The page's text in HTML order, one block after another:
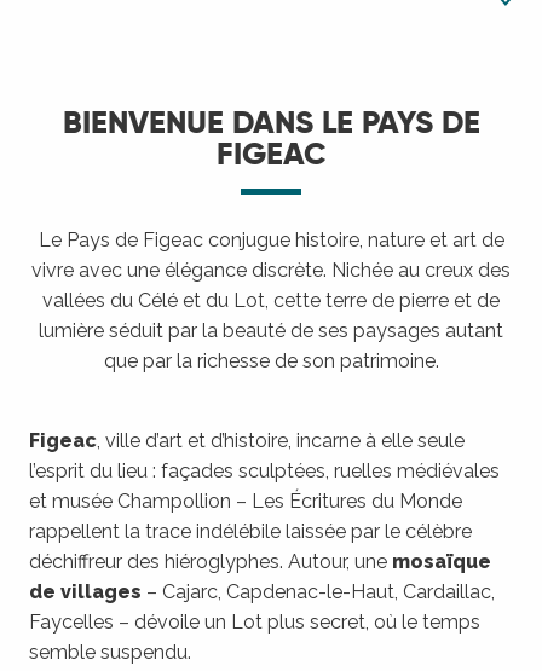
Savoir-faire
Personnalités
Hébergements
Evénements
Circuits routiers
Programmes de presse
BIENVENUE DANS LE PAYS DE
FIGEAC
Le Pays de Figeac conjugue histoire, nature et art de
vivre avec une élégance discrète. Nichée au creux des
vallées du Célé et du Lot, cette terre de pierre et de
lumière séduit par la beauté de ses paysages autant
que par la richesse de son patrimoine.
Figeac, ville d’art et d’histoire, incarne à elle seule
l’esprit du lieu : façades sculptées, ruelles médiévales
et musée Champollion – Les Écritures du Monde
rappellent la trace indélébile laissée par le célèbre
déchiffreur des hiéroglyphes. Autour, une mosaïque
de villages – Cajarc, Capdenac-le-Haut, Cardaillac,
Faycelles – dévoile un Lot plus secret, où le temps
semble suspendu.